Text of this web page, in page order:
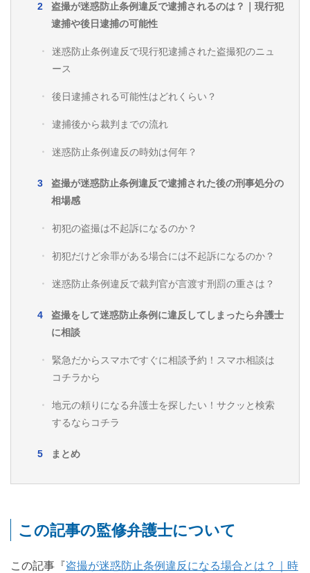
盗撮が迷惑防止条例違反で逮捕されるのは？｜現行犯
逮捕や後日逮捕の可能性
迷惑防止条例違反で現行犯逮捕された盗撮犯のニュ
ース
後日逮捕される可能性はどれくらい？
逮捕後から裁判までの流れ
迷惑防止条例違反の時効は何年？
盗撮が迷惑防止条例違反で逮捕された後の刑事処分の
相場感
初犯の盗撮は不起訴になるのか？
初犯だけど余罪がある場合には不起訴になるのか？
迷惑防止条例違反で裁判官が言渡す刑罰の重さは？
盗撮をして迷惑防止条例に違反してしまったら弁護士
に相談
緊急だからスマホですぐに相談予約！スマホ相談は
コチラから
地元の頼りになる弁護士を探したい！サクッと検索
するならコチラ
まとめ
この記事の監修弁護士について
この記事『盗撮が迷惑防止条例違反になる場合とは？｜時